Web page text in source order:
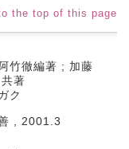
the top of this page
竹徹編著 ; 加藤
著
ク
, 2001.3